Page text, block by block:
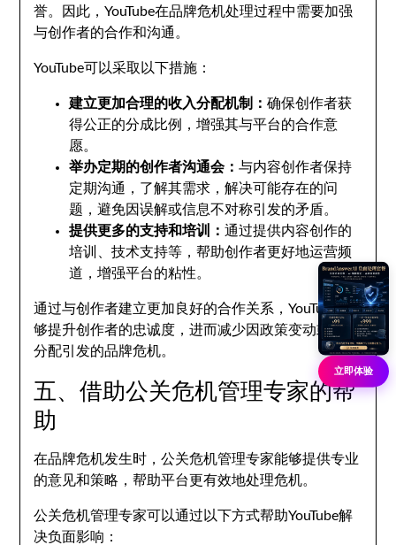
誉。因此，YouTube在品牌危机处理过程中需要加强
与创作者的合作和沟通。
YouTube可以采取以下措施：
建立更加合理的收入分配机制：确保创作者获
得公正的分成比例，增强其与平台的合作意
愿。
举办定期的创作者沟通会：与内容创作者保持
定期沟通，了解其需求，解决可能存在的问
题，避免因误解或信息不对称引发的矛盾。
提供更多的支持和培训：通过提供内容创作的
培训、技术支持等，帮助创作者更好地运营频
道，增强平台的粘性。
通过与创作者建立更加良好的合作关系，YouTube能
够提升创作者的忠诚度，进而减少因政策变动或收入
分配引发的品牌危机。
五、借助公关危机管理专家的帮
助
在品牌危机发生时，公关危机管理专家能够提供专业
的意见和策略，帮助平台更有效地处理危机。
公关危机管理专家可以通过以下方式帮助YouTube解
决负面影响：
立即体验